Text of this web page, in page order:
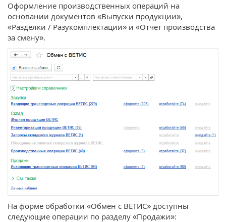
Оформление производственных операций на
основании документов «Выпуски продукции»,
«Разделки / Разукомплектации» и «Отчет производства
за смену».
На форме обработки «Обмен с ВЕТИС» доступны
следующие операции по разделу «Продажи»: